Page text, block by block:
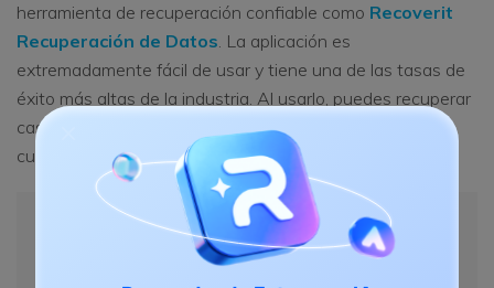
herramienta de recuperación confiable como Recoverit
Recuperación de Datos. La aplicación es
extremadamente fácil de usar y tiene una de las tasas de
éxito más altas de la industria. Al usarlo, puedes recuperar
casi todo tipo de contenido y restaurar tus archivos en
cualquier ubicación.